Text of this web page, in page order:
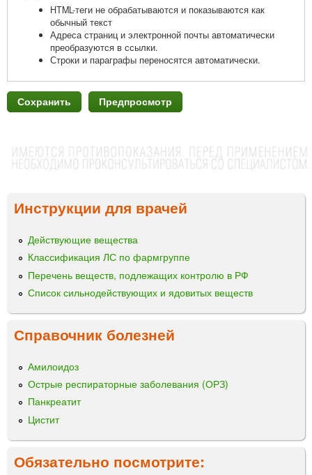
HTML-теги не обрабатываются и показываются как
обычный текст
Адреса страниц и электронной почты автоматически
преобразуются в ссылки.
Строки и параграфы переносятся автоматически.
Инструкции для врачей
Действующие вещества
Классификация ЛС по фармгруппе
Перечень веществ, подлежащих контролю в РФ
Список сильнодействующих и ядовитых веществ
Справочник болезней
Амилоидоз
Острые респираторные заболевания (ОРЗ)
Панкреатит
Цистит
Обязательно посмотрите: